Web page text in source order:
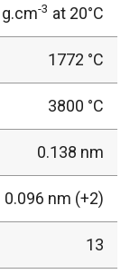
g.cm-3 at 20°C
1772 °C
3800 °C
0.138 nm
0.096 nm (+2)
13